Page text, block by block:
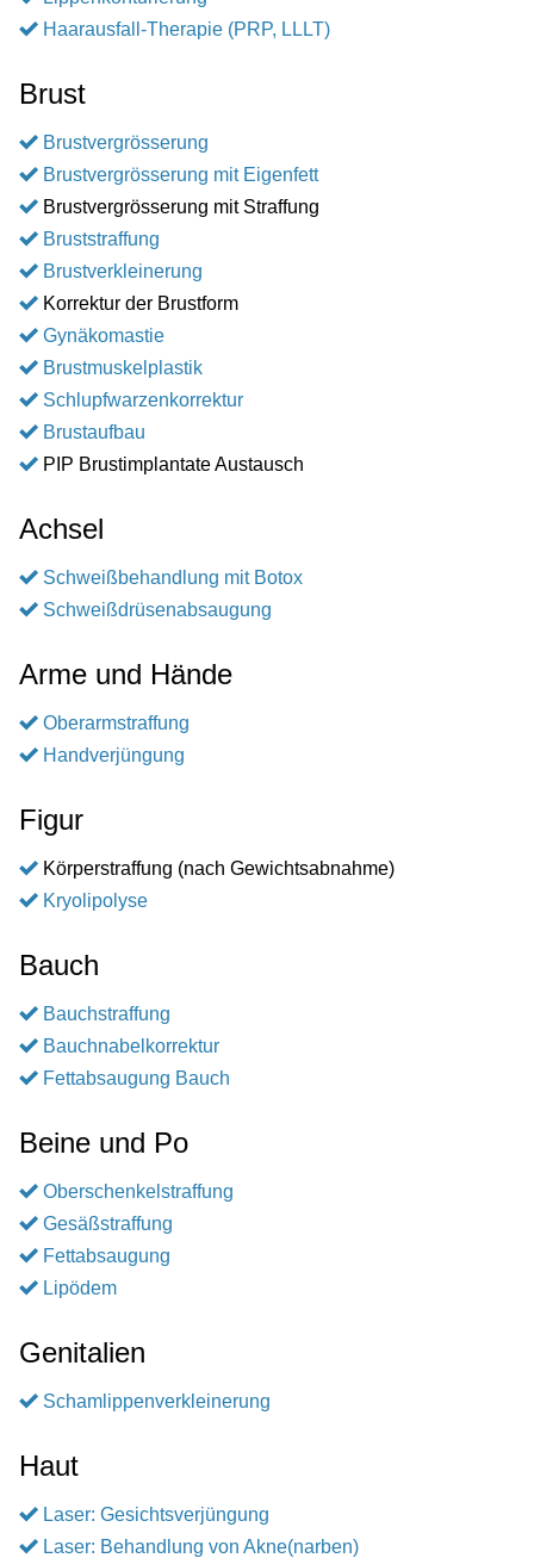
Haarausfall-Therapie (PRP, LLLT)
Brust
Brustvergrösserung
Brustvergrösserung mit Eigenfett
Brustvergrösserung mit Straffung
Bruststraffung
Brustverkleinerung
Korrektur der Brustform
Gynäkomastie
Brustmuskelplastik
Schlupfwarzenkorrektur
Brustaufbau
PIP Brustimplantate Austausch
Achsel
Schweißbehandlung mit Botox
Schweißdrüsenabsaugung
Arme und Hände
Oberarmstraffung
Handverjüngung
Figur
Körperstraffung (nach Gewichtsabnahme)
Kryolipolyse
Bauch
Bauchstraffung
Bauchnabelkorrektur
Fettabsaugung Bauch
Beine und Po
Oberschenkelstraffung
Gesäßstraffung
Fettabsaugung
Lipödem
Genitalien
Schamlippenverkleinerung
Haut
Laser: Gesichtsverjüngung
Laser: Behandlung von Akne(narben)